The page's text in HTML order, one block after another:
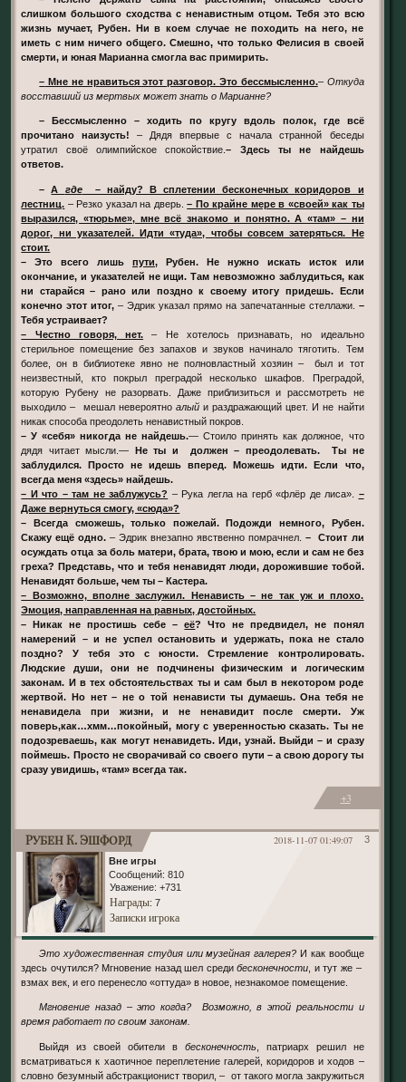
слишком большого сходства с ненавистным отцом. Тебя это всю
жизнь мучает, Рубен. Ни в коем случае не походить на него, не
иметь с ним ничего общего. Смешно, что только Фелисия в своей
смерти, и юная Марианна смогла вас примирить.
– Мне не нравиться этот разговор. Это бессмысленно.– Откуда
восставший из мертвых может знать о Марианне?
– Бессмысленно – ходить по кругу вдоль полок, где всё
прочитано наизусть!
– Дядя впервые с начала странной беседы
утратил своё олимпийское спокойствие.– Здесь ты не найдешь
ответов.
–А где– найду? В сплетении бесконечных коридоров и
лестниц. – Резко указал на дверь.– По крайне мере в «своей» как ты
выразился, «тюрьме», мне всё знакомо и понятно. А «там» – ни
дорог, ни указателей. Идти «туда», чтобы совсем затеряться. Не
стоит.
– Это всего лишьпути, Рубен. Не нужно искать исток или
окончание, и указателей не ищи. Там невозможно заблудиться, как
ни старайся – рано или поздно к своему итогу придешь. Если
конечно этот итог, – Эдрик указал прямо на запечатанные стеллажи. –
Тебя устраивает?
– Честно говоря, нет. – Не хотелось признавать, но идеально
стерильное помещение без запахов и звуков начинало тяготить. Тем
более, он в библиотеке явно не полновластный хозяин – был и тот
неизвестный, кто покрыл преградой несколько шкафов. Преградой,
которую Рубену не разорвать. Даже приблизиться и рассмотреть не
выходило – мешал невероятно алыйи раздражающий цвет. И не найти
никак способа преодолеть ненавистный покров.
– У «себя» никогда не найдешь.— Стоило принять как должное, что
дядя читает мысли.— Не ты и должен – преодолевать. Ты не
заблудился. Просто не идешь вперед. Можешь идти. Если что,
всегда меня «здесь» найдешь.
– И что – там не заблужусь? – Рука легла на герб «флёр де лиса». –
Даже вернуться смогу, «сюда»?
– Всегда сможешь, только пожелай. Подожди немного, Рубен.
Скажу ещё одно. – Эдрик внезапно явственно помрачнел.– Стоит ли
осуждать отца за боль матери, брата, твою и мою, если и сам не без
греха? Представь, что и тебя ненавидят люди, дорожившие тобой.
Ненавидят больше, чем ты – Кастера.
– Возможно, вполне заслужил. Ненависть – не так уж и плохо.
Эмоция, направленная на равных, достойных.
– Никак не простишь себе –её? Что не предвидел, не понял
намерений – и не успел остановить и удержать, пока не стало
поздно? У тебя это с юности. Стремление контролировать.
Людские души, они не подчинены физическим и логическим
законам. И в тех обстоятельствах ты и сам был в некотором роде
жертвой. Но нет – не о той ненависти ты думаешь. Она тебя не
ненавидела при жизни, и не ненавидит после смерти. Уж
поверь,как…хмм…покойный, могу с уверенностью сказать. Ты не
подозреваешь, как могут ненавидеть. Иди, узнай. Выйди – и сразу
поймешь. Просто не сворачивай со своего пути – а свою дорогу ты
сразу увидишь, «там» всегда так.
+3
3
2018-11-07 01:49:07
Рубен К. Эшфорд
Вне игры
Сообщений: 810
Уважение: +731
Награды: 7
Записки игрока
Это художественная студия или музейная галерея? И как вообще
здесь очутился? Мгновение назад шел средибесконечности , и тут же –
взмах век, и его перенесло «оттуда» в новое, незнакомое помещение.
Мгновение назад – это когда? Возможно, в этой реальности и
время работает по своим законам.
Выйдя из своей обители в бесконечность , патриарх решил не
всматриваться к хаотичное переплетение галерей, коридоров и ходов –
словно безумный абстракционист творил, – от такого могла закружиться